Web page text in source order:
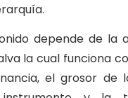
depende de la
la cual funciona
el grosor de